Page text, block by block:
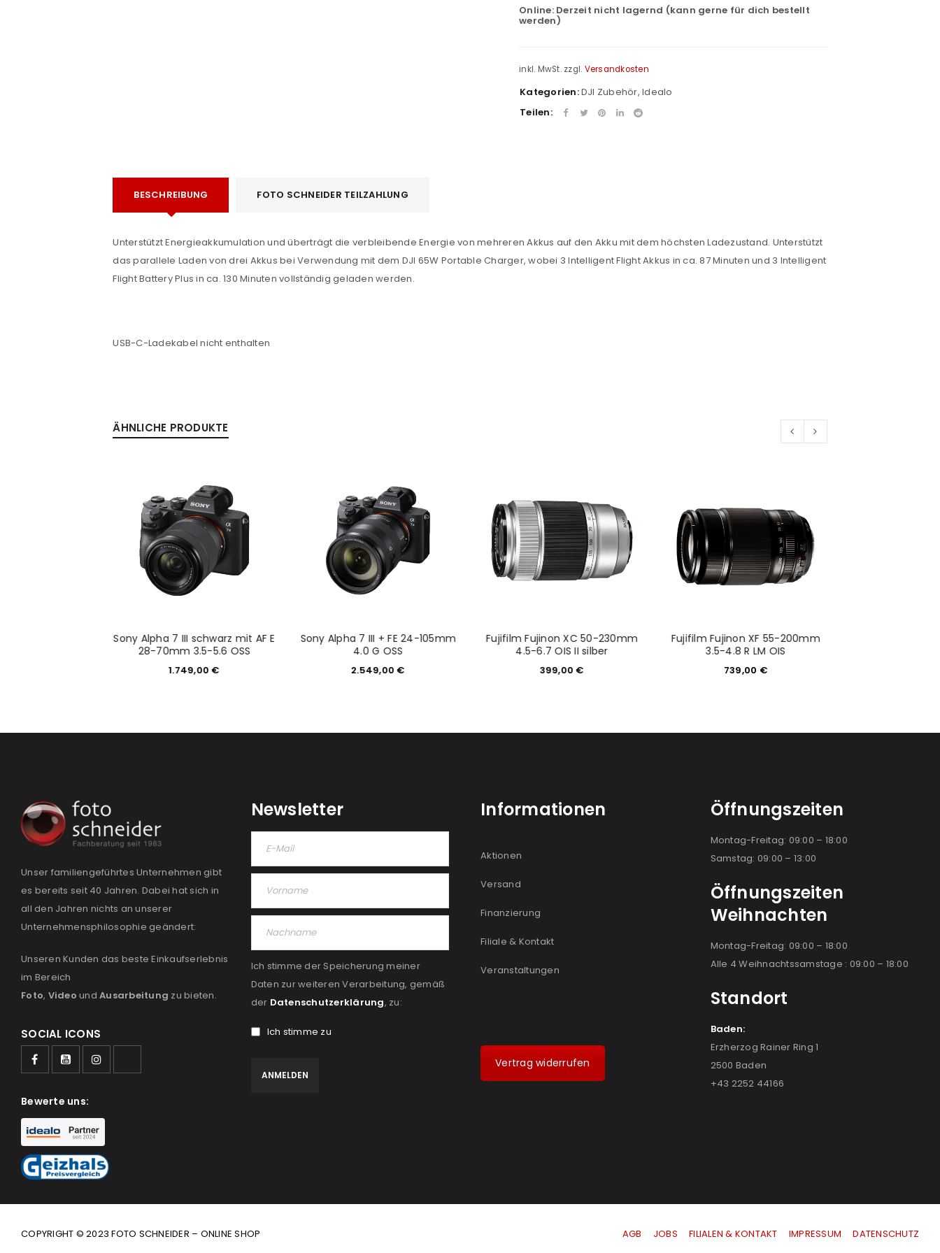
ANMELDEN
E-Mail-Adresse
REGISTRIEREN
Online: Derzeit nicht lagernd (kann gerne für dich bestellt
werden)
inkl. MwSt. zzgl. Versandkosten
Kategorien:DJI Zubehör, Idealo
Teilen:
BESCHREIBUNG FOTO SCHNEIDER TEILZAHLUNG
Unterstützt Energieakkumulation und überträgt die verbleibende Energie von mehreren Akkus auf den Akku mit dem höchsten Ladezustand. Unterstützt
das parallele Laden von drei Akkus bei Verwendung mit dem DJI 65W Portable Charger, wobei 3 Intelligent Flight Akkus in ca. 87 Minuten und 3 Intelligent
Flight Battery Plus in ca. 130 Minuten vollständig geladen werden.
USB-C-Ladekabel nicht enthalten
ÄHNLICHE PRODUKTE
Sony Alpha 7 III schwarz mit AF E
28-70mm 3.5-5.6 OSS
1.749,00€
Sony Alpha 7 III + FE 24-105mm
4.0 G OSS
2.549,00€
Fujifilm Fujinon XC 50-230mm
4.5-6.7 OIS II silber
399,00€
Fujifilm Fujinon XF 55-200mm
3.5-4.8 R LM OIS
739,00 €
Unser familiengeführtes Unternehmen gibt
es bereits seit 40 Jahren. Dabei hat sich in
all den Jahren nichts an unserer
Unternehmensphilosophie geändert:
Unseren Kunden das beste Einkaufserlebnis
im Bereich
Foto, Video und Ausarbeitung zu bieten.
SOCIAL ICONS
Bewerte uns:
Newsletter
Ich stimme der Speicherung meiner
Daten zur weiteren Verarbeitung, gemäß
der Datenschutzerklärung, zu:
Ich stimme zu
Informationen
Aktionen
Versand
Finanzierung
Filiale & Kontakt
Veranstaltungen
Vertrag widerrufen
Öffnungszeiten
Montag-Freitag: 09:00 – 18:00
Samstag: 09:00 – 13:00
Öffnungszeiten
Weihnachten
Montag-Freitag: 09:00 – 18:00
Alle 4 Weihnachtssamstage : 09:00 – 18:00
Standort
Baden:
Erzherzog Rainer Ring 1
2500 Baden
+43 2252 44166
COPYRIGHT © 2023 FOTO SCHNEIDER – ONLINE SHOP AGB JOBS FILIALEN & KONTAKT IMPRESSUM |DATENSCHUTZ